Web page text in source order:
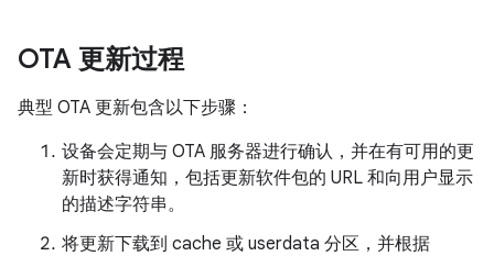
OTA 更新过程
典型 OTA 更新包含以下步骤：
设备会定期与 OTA 服务器进行确认，并在有可用的更
新时获得通知，包括更新软件包的 URL 和向用户显示
的描述字符串。
将更新下载到 cache 或 userdata 分区，并根据